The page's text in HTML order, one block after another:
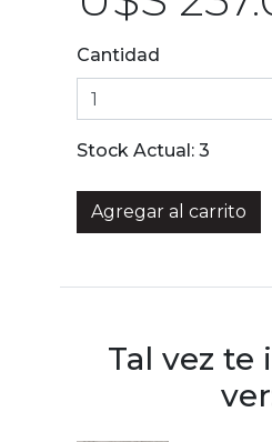
Cantidad
Stock Actual: 3
Agregar al carrito
Tal vez te